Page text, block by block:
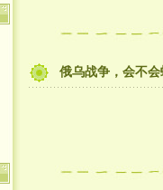
俄乌战争，会不